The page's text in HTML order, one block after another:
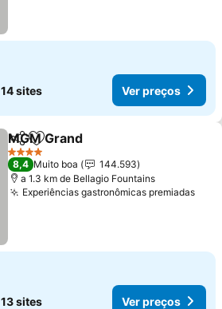
14 sites Ver preços
PartilharAdicionar aos favoritos
MGM Grand
4 Estrelas
8,4 Muito boa
144.593
a 1.3 km de Bellagio Fountains
Experiências gastronômicas premiadasVer
13 sites Ver preços